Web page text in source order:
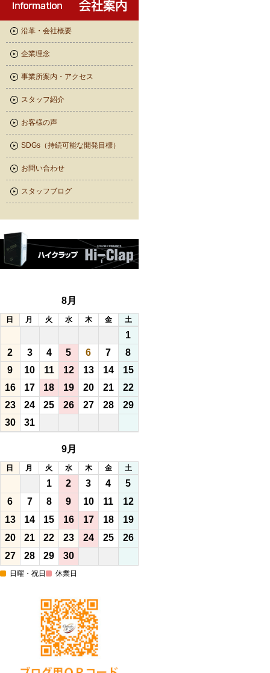
沿革・会社概要
企業理念
事業所案内・アクセス
スタッフ紹介
お客様の声
SDGs（持続可能な開発目標）
お問い合わせ
スタッフブログ
8月
日 月 火 水 木 金 土
1
2
3 4 5 6 7
8
9
10 11 12 13 14
15
16
17 18 19 20 21
22
23
24 25 26 27 28
29
30
31
9月
日 月 火 水 木 金 土
1 2 3 4
5
6
7 8 9 10 11
12
13
14 15 16 17 18
19
20
21 22 23 24 25
26
27
28 29 30
日曜・祝日 休業日